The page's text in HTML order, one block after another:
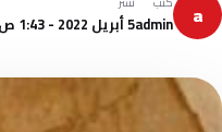
a
admin5 أبريل 2022 - 1:43 ص